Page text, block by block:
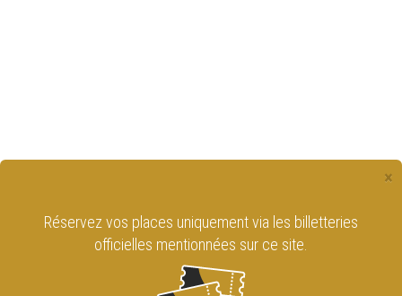
×
Réservez vos places uniquement via les billetteries
officielles mentionnées sur ce site.